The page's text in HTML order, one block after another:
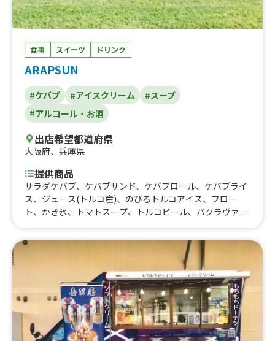
食事 スイーツ ドリンク
ARAPSUN
#ケバブ #アイスクリーム
#スープ
#アルコール・お酒
出店希望都道府県
大阪府、 兵庫県
提供商品
サラダケバブ、ケバブサンド、ケバブロール、ケバブライ
ス、ジュース(トルコ産)、のびるトルコアイス、フロー
ト、かき氷、トマトスープ、トルコビール、バクラヴァ(2